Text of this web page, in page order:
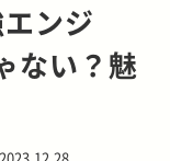
ンジ
ない？魅